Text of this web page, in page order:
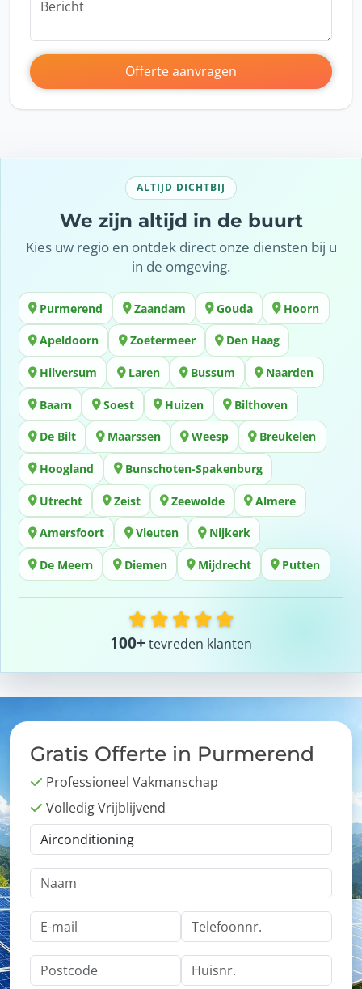
Offerte aanvragen
ALTIJD DICHTBIJ
We zijn altijd in de buurt
Kies uw regio en ontdek direct onze diensten bij u
in de omgeving.
Purmerend Zaandam Gouda Hoorn
Apeldoorn Zoetermeer Den Haag
Hilversum Laren Bussum Naarden
Baarn Soest Huizen Bilthoven
De Bilt Maarssen Weesp Breukelen
Hoogland Bunschoten-Spakenburg
Utrecht Zeist Zeewolde Almere
Amersfoort Vleuten Nijkerk
De Meern Diemen Mijdrecht Putten
100+ tevreden klanten
Gratis Offerte in Purmerend
Professioneel Vakmanschap
Volledig Vrijblijvend